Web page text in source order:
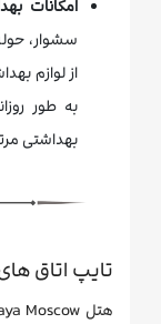
امکانات
سشوار،
از لوازم
به طور
بهداشتی
تایپ اتاق